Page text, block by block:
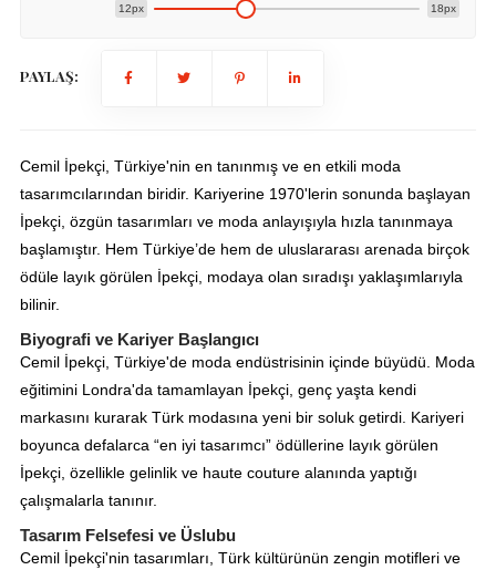
12px 18px
PAYLAŞ:
Cemil İpekçi, Türkiye'nin en tanınmış ve en etkili moda
tasarımcılarından biridir. Kariyerine 1970'lerin sonunda başlayan
İpekçi, özgün tasarımları ve moda anlayışıyla hızla tanınmaya
başlamıştır. Hem Türkiye’de hem de uluslararası arenada birçok
ödüle layık görülen İpekçi, modaya olan sıradışı yaklaşımlarıyla
bilinir.
Biyografi ve Kariyer Başlangıcı
Cemil İpekçi, Türkiye'de moda endüstrisinin içinde büyüdü. Moda
eğitimini Londra'da tamamlayan İpekçi, genç yaşta kendi
markasını kurarak Türk modasına yeni bir soluk getirdi. Kariyeri
boyunca defalarca “en iyi tasarımcı” ödüllerine layık görülen
İpekçi, özellikle gelinlik ve haute couture alanında yaptığı
çalışmalarla tanınır.
Tasarım Felsefesi ve Üslubu
Cemil İpekçi'nin tasarımları, Türk kültürünün zengin motifleri ve